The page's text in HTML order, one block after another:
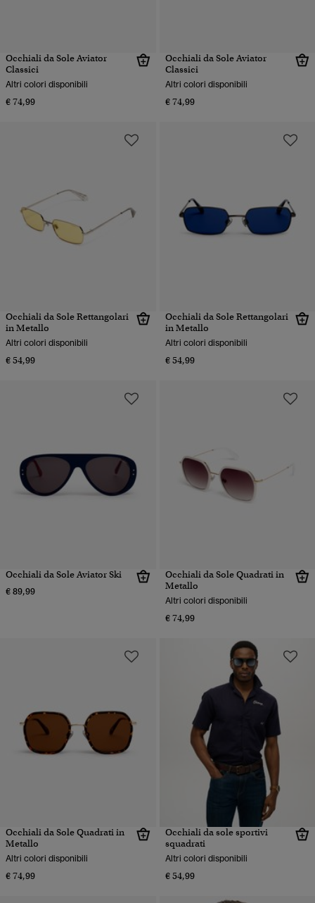
Occhiali da Sole Aviator
Classici
Altri colori disponibili
€ 74,99
Occhiali da Sole Aviator
Classici
Altri colori disponibili
€ 74,99
Occhiali da Sole Rettangolari
in Metallo
Altri colori disponibili
€ 54,99
Occhiali da Sole Rettangolari
in Metallo
Altri colori disponibili
€ 54,99
Occhiali da Sole Aviator Ski
€ 89,99
Occhiali da Sole Quadrati in
Metallo
Altri colori disponibili
€ 74,99
Occhiali da Sole Quadrati in
Metallo
Altri colori disponibili
€ 74,99
Occhiali da sole sportivi
squadrati
Altri colori disponibili
€ 54,99